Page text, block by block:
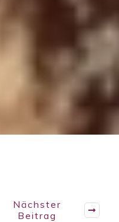
Nächster
Beitrag